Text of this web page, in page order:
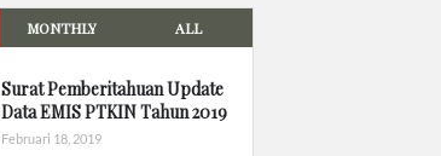
MONTHLY ALL
Surat Pemberitahuan Update
Data EMIS PTKIN Tahun 2019
Februari 18, 2019